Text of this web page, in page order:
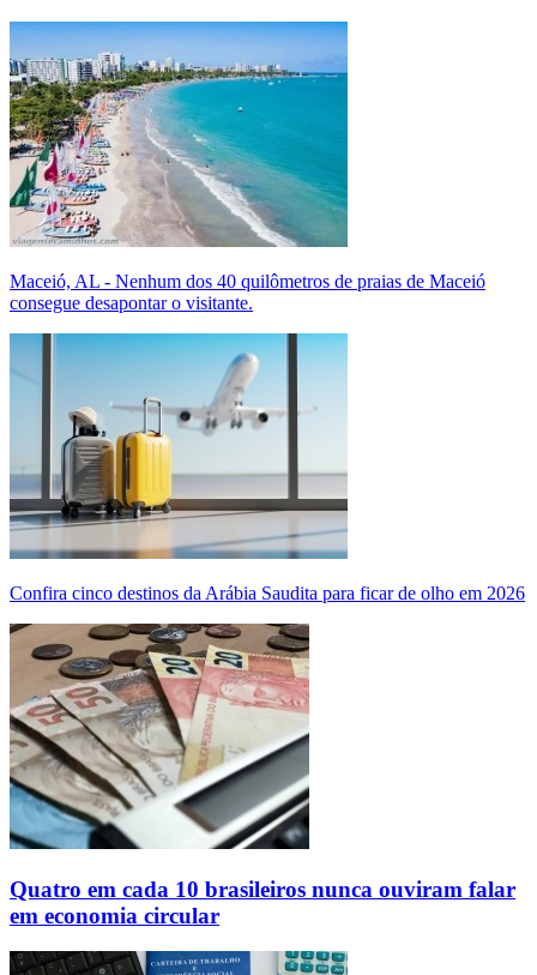
Maceió, AL - Nenhum dos 40 quilômetros de praias de Maceió
consegue desapontar o visitante.
Confira cinco destinos da Arábia Saudita para ficar de olho em 2026
Quatro em cada 10 brasileiros nunca ouviram falar
em economia circular